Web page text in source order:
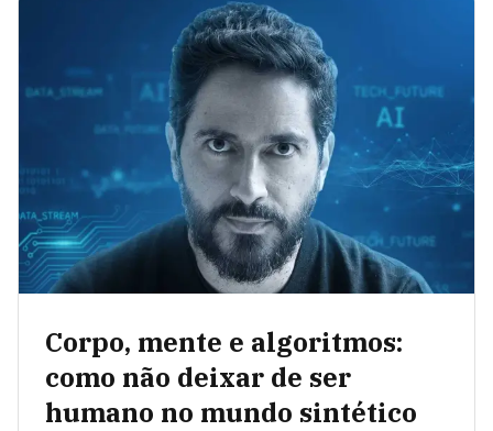
Corpo, mente e algoritmos:
como não deixar de ser
humano no mundo sintético